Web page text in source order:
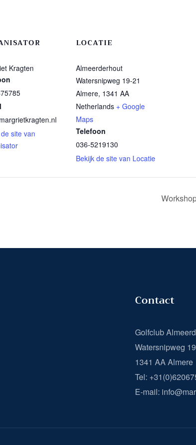
Kragten
site van
LOCATIE
Almeerderhout
Watersnipweg 19-21
Almere, 1341 AA
Netherlands + Google
Maps
Telefoon
036-5219130
Bekijk de site van Locatie
Contact
Golfclub
Watersnipweg
1341 AA Almere
Tel:
E-mail: